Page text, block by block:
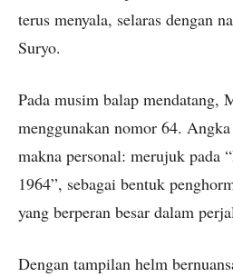
terus menyala, selaras dengan
Suryo.
Pada musim balap mendatang,
menggunakan nomor 64.
makna personal: merujuk pada
1964”, sebagai bentuk
yang berperan besar dalam
Dengan tampilan helm